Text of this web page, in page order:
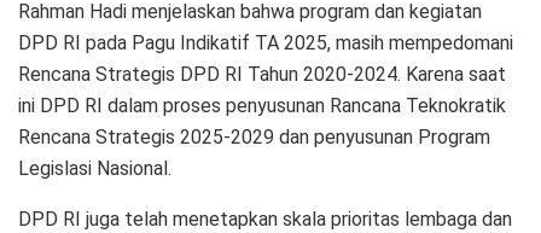
Rahman Hadi menjelaskan bahwa program dan kegiatan
DPD RI pada Pagu Indikatif TA 2025, masih mempedomani
Rencana Strategis DPD RI Tahun 2020-2024. Karena saat
ini DPD RI dalam proses penyusunan Rancana Teknokratik
Rencana Strategis 2025-2029 dan penyusunan Program
Legislasi Nasional.
DPD RI juga telah menetapkan skala prioritas lembaga dan